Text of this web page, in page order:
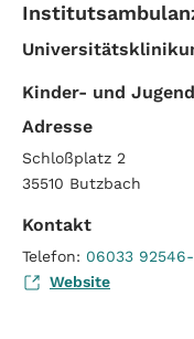
Kinder- und
Adresse
Schloßplatz 2
35510 Butzbach
Kontakt
Telefon: 06033
Website